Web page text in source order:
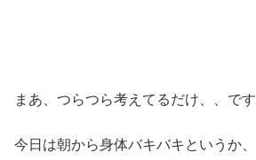
まあ、つらつら考えてるだけ、、で
今日は朝から身体バキバキというか